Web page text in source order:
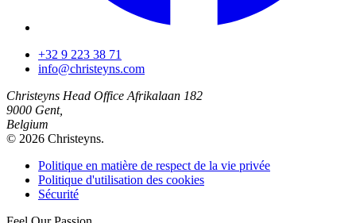
+32 9 223 38 71
info@christeyns.com
Christeyns Head Office Afrikalaan 182
9000 Gent,
Belgium
© 2026 Christeyns.
Politique en matière de respect de la vie privée
Politique d'utilisation des cookies
Sécurité